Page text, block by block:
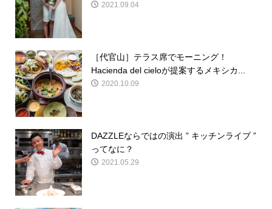
2021.09.04
［代官山］テラス席でモーニング！
Hacienda del cieloが提案するメキシカ...
2020.10.09
DAZZLEならではの演出 ” キッチンライブ ”
ってなに？
2021.05.29